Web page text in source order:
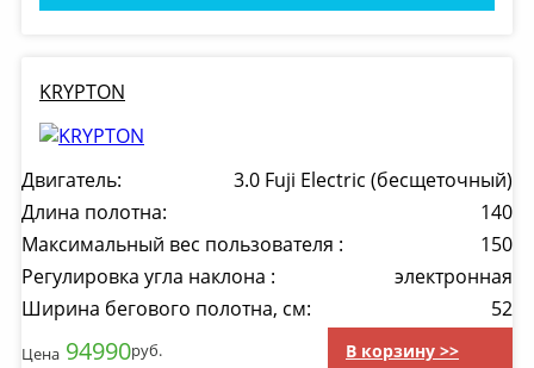
KRYPTON
Двигатель:
3.0 Fuji Electric (бесщеточный)
Длина полотна:
140
Максимальный вес пользователя :
150
Регулировка угла наклона :
электронная
Ширина бегового полотна, см:
52
Цена 94990руб. В корзину >>